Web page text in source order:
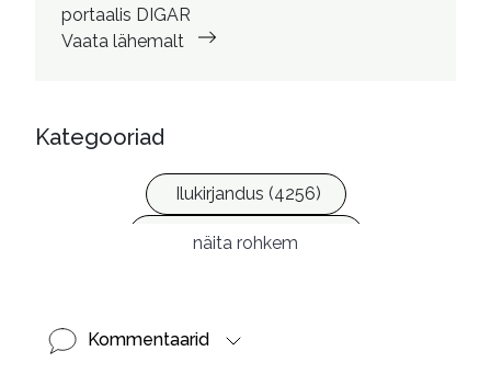
portaalis DIGAR
Vaata lähemalt
Kategooriad
Ilukirjandus (4256)
Krimi ja põnevik (1288)
näita rohkem
Kommentaarid